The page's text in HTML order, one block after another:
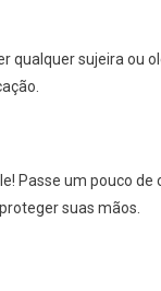
qualquer sujeira ou
Passe um pouco
suas mãos.